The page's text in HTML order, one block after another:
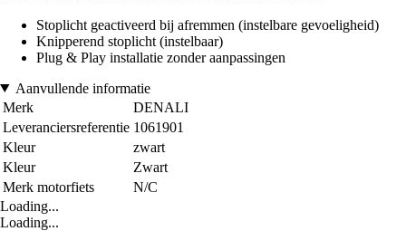
Stoplicht geactiveerd bij afremmen (instelbare gevoeligheid)
Knipperend stoplicht (instelbaar)
Plug & Play installatie zonder aanpassingen
Aanvullende informatie
Merk
DENALI
Leveranciersreferentie 1061901
Kleur
zwart
Kleur
Zwart
Merk motorfiets
N/C
Loading...
Loading...